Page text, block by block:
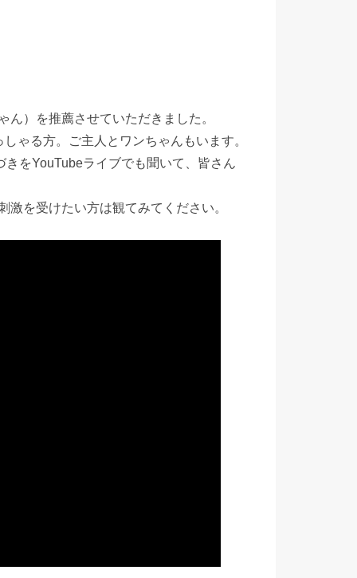
）を推薦させていただきました。
ゃる方。ご主人とワンちゃんもいます。
をYouTubeライブでも聞いて、皆さん
を受けたい方は観てみてください。